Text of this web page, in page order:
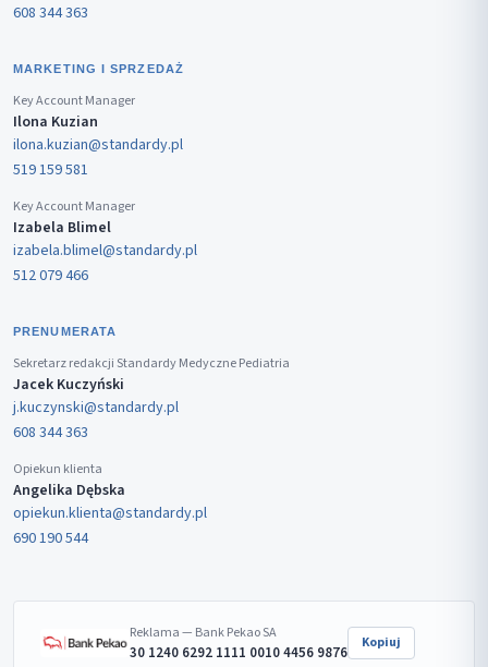
608 344 363
MARKETING I SPRZEDAŻ
Key Account Manager
Ilona Kuzian
ilona.kuzian@standardy.pl
519 159 581
Key Account Manager
Izabela Blimel
izabela.blimel@standardy.pl
512 079 466
PRENUMERATA
Sekretarz redakcji Standardy Medyczne Pediatria
Jacek Kuczyński
j.kuczynski@standardy.pl
608 344 363
Opiekun klienta
Angelika Dębska
opiekun.klienta@standardy.pl
690 190 544
Reklama — Bank Pekao SA
30 1240 6292 1111 0010 4456 9876 Kopiuj